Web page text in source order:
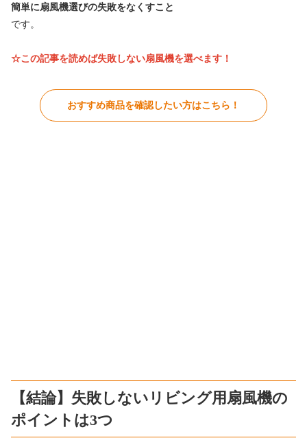
簡単に扇風機選びの失敗をなくすこと
です。
☆この記事を読めば失敗しない扇風機を選べます！
おすすめ商品を確認したい方はこちら！
【結論】失敗しないリビング用扇風機の
ポイントは3つ